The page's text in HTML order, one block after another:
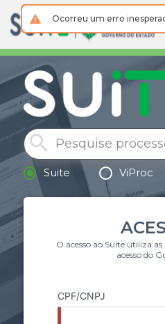
Suite ViProc
O acesso ao Suite utiliza
acesso do
Ocorreu um erro